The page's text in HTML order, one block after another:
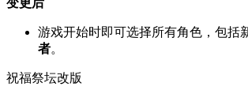
游戏开始时即可选择所有角色，包括
者。
祝福祭坛改版